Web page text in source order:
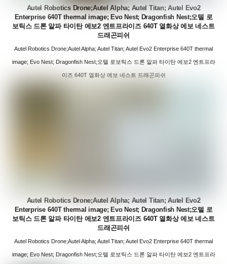
Autel Robotics Drone;Autel Alpha; Autel Titan; Autel Evo2
Enterprise 640T thermal image; Evo Nest; Dragonfish Nest;오텔 로
보틱스 드론 알파 타이탄 에보2 엔트프라이즈 640T 열화상 에보 네스트
드래곤피쉬
Autel Robotics Drone;Autel Alpha; Autel Titan; Autel Evo2 Enterprise 640T thermal
image; Evo Nest; Dragonfish Nest;오텔 로보틱스 드론 알파 타이탄 에보2 엔트프라
이즈 640T 열화상 에보 네스트 드래곤피쉬
Autel Robotics Drone;Autel Alpha; Autel Titan; Autel Evo2
Enterprise 640T thermal image; Evo Nest; Dragonfish Nest;오텔 로
보틱스 드론 알파 타이탄 에보2 엔트프라이즈 640T 열화상 에보 네스트
드래곤피쉬
Autel Robotics Drone;Autel Alpha; Autel Titan; Autel Evo2 Enterprise 640T thermal
image; Evo Nest; Dragonfish Nest;오텔 로보틱스 드론 알파 타이탄 에보2 엔트프라